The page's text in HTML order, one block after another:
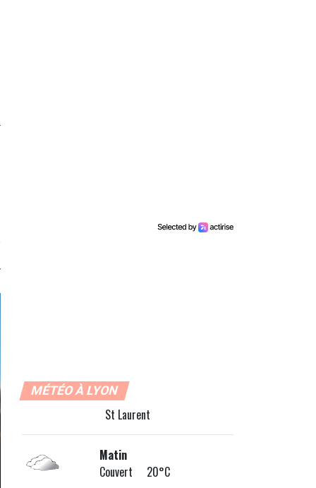
MÉTÉO À LYON
St Laurent
Matin
Couvert 20°C